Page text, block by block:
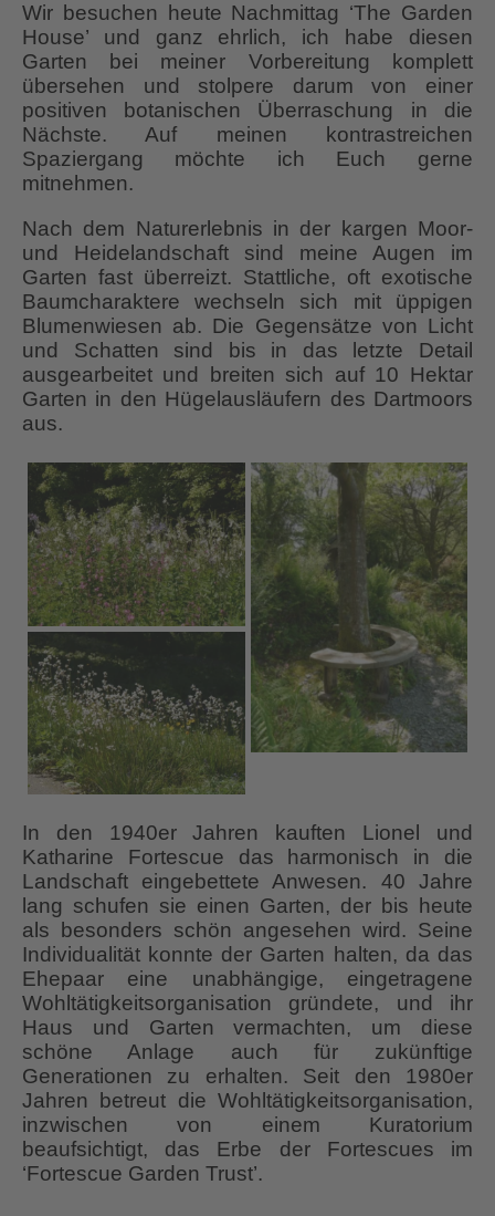
Wir besuchen heute Nachmittag ‘The Garden
House’ und ganz ehrlich, ich habe diesen
Garten bei meiner Vorbereitung komplett
übersehen und stolpere darum von einer
positiven botanischen Überraschung in die
Nächste. Auf meinen kontrastreichen
Spaziergang möchte ich Euch gerne
mitnehmen.
Nach dem Naturerlebnis in der kargen Moor-
und Heidelandschaft sind meine Augen im
Garten fast überreizt. Stattliche, oft exotische
Baumcharaktere wechseln sich mit üppigen
Blumenwiesen ab. Die Gegensätze von Licht
und Schatten sind bis in das letzte Detail
ausgearbeitet und breiten sich auf 10 Hektar
Garten in den Hügelausläufern des Dartmoors
aus.
In den 1940er Jahren kauften Lionel und
Katharine Fortescue das harmonisch in die
Landschaft eingebettete Anwesen. 40 Jahre
lang schufen sie einen Garten, der bis heute
als besonders schön angesehen wird. Seine
Individualität konnte der Garten halten, da das
Ehepaar eine unabhängige, eingetragene
Wohltätigkeitsorganisation gründete, und ihr
Haus und Garten vermachten, um diese
schöne Anlage auch für zukünftige
Generationen zu erhalten. Seit den 1980er
Jahren betreut die Wohltätigkeitsorganisation,
inzwischen von einem Kuratorium
beaufsichtigt, das Erbe der Fortescues im
‘Fortescue Garden Trust’.